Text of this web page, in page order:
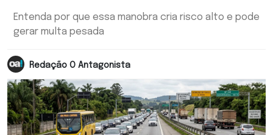
Entenda por que essa manobra cria risco alto e pode
gerar multa pesada
Redação O Antagonista